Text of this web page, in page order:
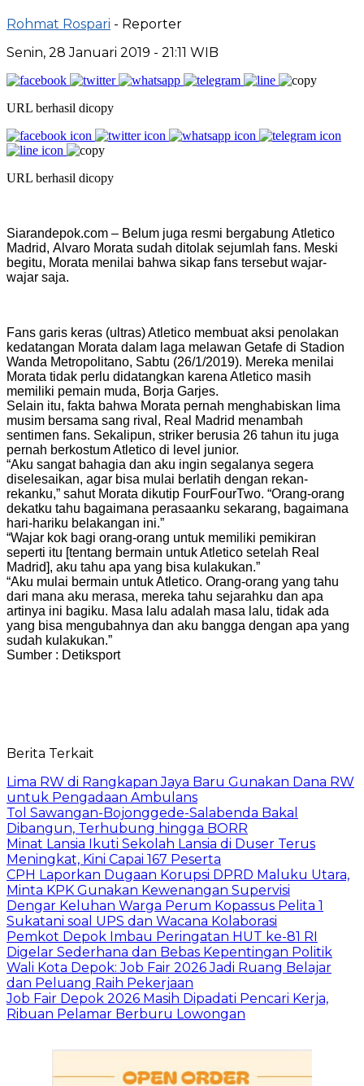
Rohmat Rospari - Reporter
Senin, 28 Januari 2019 - 21:11 WIB
URL berhasil dicopy
URL berhasil dicopy
Siarandepok.com – Belum juga resmi bergabung Atletico
Madrid, Alvaro Morata sudah ditolak sejumlah fans. Meski
begitu, Morata menilai bahwa sikap fans tersebut wajar-
wajar saja.
Fans garis keras (ultras) Atletico membuat aksi penolakan
kedatangan Morata dalam laga melawan Getafe di Stadion
Wanda Metropolitano, Sabtu (26/1/2019). Mereka menilai
Morata tidak perlu didatangkan karena Atletico masih
memiliki pemain muda, Borja Garjes.
Selain itu, fakta bahwa Morata pernah menghabiskan lima
musim bersama sang rival, Real Madrid menambah
sentimen fans. Sekalipun, striker berusia 26 tahun itu juga
pernah berkostum Atletico di level junior.
“Aku sangat bahagia dan aku ingin segalanya segera
diselesaikan, agar bisa mulai berlatih dengan rekan-
rekanku,” sahut Morata dikutip FourFourTwo. “Orang-orang
dekatku tahu bagaimana perasaanku sekarang, bagaimana
hari-hariku belakangan ini.”
“Wajar kok bagi orang-orang untuk memiliki pemikiran
seperti itu [tentang bermain untuk Atletico setelah Real
Madrid], aku tahu apa yang bisa kulakukan.”
“Aku mulai bermain untuk Atletico. Orang-orang yang tahu
dari mana aku merasa, mereka tahu sejarahku dan apa
artinya ini bagiku. Masa lalu adalah masa lalu, tidak ada
yang bisa mengubahnya dan aku bangga dengan apa yang
sudah kulakukan.”
Sumber : Detiksport
Berita Terkait
Lima RW di Rangkapan Jaya Baru Gunakan Dana RW
untuk Pengadaan Ambulans
Tol Sawangan-Bojonggede-Salabenda Bakal
Dibangun, Terhubung hingga BORR
Minat Lansia Ikuti Sekolah Lansia di Duser Terus
Meningkat, Kini Capai 167 Peserta
CPH Laporkan Dugaan Korupsi DPRD Maluku Utara,
Minta KPK Gunakan Kewenangan Supervisi
Dengar Keluhan Warga Perum Kopassus Pelita 1
Sukatani soal UPS dan Wacana Kolaborasi
Pemkot Depok Imbau Peringatan HUT ke-81 RI
Digelar Sederhana dan Bebas Kepentingan Politik
Wali Kota Depok: Job Fair 2026 Jadi Ruang Belajar
dan Peluang Raih Pekerjaan
Job Fair Depok 2026 Masih Dipadati Pencari Kerja,
Ribuan Pelamar Berburu Lowongan